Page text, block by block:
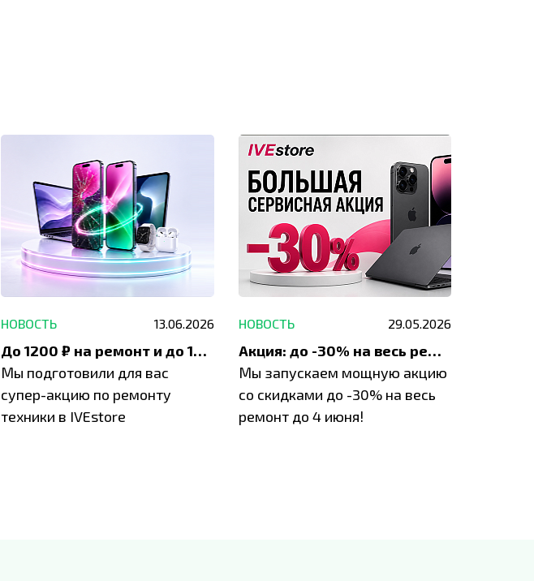
НОВОСТЬ 13.06.2026
До 1200 ₽ на ремонт и до 1500 ₽ на покупку техники Apple
Мы подготовили для вас
супер-акцию по ремонту
техники в IVEstore
НОВОСТЬ 29.05.2026
Акция: до -30% на весь ремонт техники Apple
Мы запускаем мощную акцию
со скидками до -30% на весь
ремонт до 4 июня!